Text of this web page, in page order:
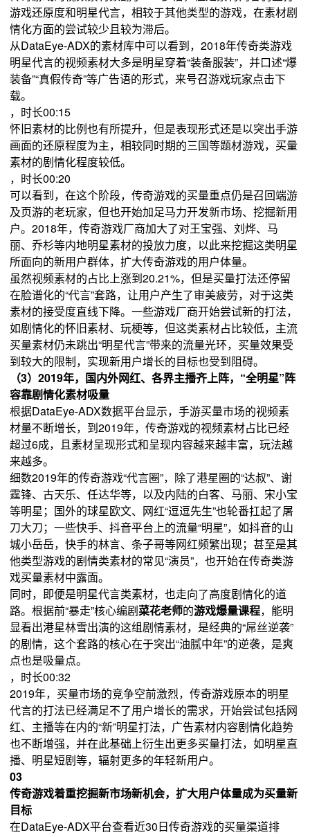
游戏还原度和明星代言，相较于其他类型的游戏，在素材剧
情化方面的尝试较少且较为滞后。
从DataEye-ADX的素材库中可以看到，2018年传奇类游戏
明星代言的视频素材大多是明星穿着“装备服装”，并口述“爆
装备”“真假传奇”等广告语的形式，来号召游戏玩家点击下
载。
，时长00:15
怀旧素材的比例也有所提升，但是表现形式还是以突出手游
画面的还原程度为主，相较同时期的三国等题材游戏，买量
素材的剧情化程度较低。
，时长00:20
可以看到，在这个阶段，传奇游戏的买量重点仍是召回端游
及页游的老玩家，但也开始加足马力开发新市场、挖掘新用
户。2018年，传奇游戏厂商加大了对王宝强、刘烨、马
丽、乔杉等内地明星素材的投放力度，以此来挖掘这类明星
所面向的新用户群体，扩大传奇游戏的用户体量。
虽然视频素材的占比上涨到20.21%，但是买量打法还停留
在脸谱化的“代言”套路，让用户产生了审美疲劳，对于这类
素材的接受度直线下降。一些游戏厂商开始尝试新的打法，
如剧情化的怀旧素材、玩梗等，但这类素材占比较低，主流
买量素材仍未跳出“明星代言”带来的流量光环，买量效果受
到较大的限制，实现新用户增长的目标也受到阻碍。
（3）2019年，国内外网红、各界主播齐上阵，“全明星”阵
容靠剧情化素材吸量
根据DataEye-ADX数据平台显示，手游买量市场的视频素
材量不断增长，到2019年，传奇游戏的视频素材占比已经
超过6成，且素材呈现形式和呈现内容越来越丰富，玩法越
来越多。
细数2019年的传奇游戏“代言圈”，除了港星圈的“达叔”、谢
霆锋、古天乐、任达华等，以及内陆的白客、马丽、宋小宝
等明星；国外的球星欧文、网红“逗逗先生”也轮番扛起了屠
刀大刀；一些快手、抖音平台上的流量“明星”，如抖音的山
城小岳岳，快手的林言、条子哥等网红频繁出现；甚至是其
他类型游戏的剧情类素材的常见“演员”，也开始在传奇类游
戏买量素材中露面。
同时，即便是明星代言类素材，也走向了高度剧情化的道
路。根据前“暴走”核心编剧菜花老师的游戏爆量课程，能明
显看出港星林雪出演的这组剧情素材，是经典的“屌丝逆袭”
的剧情，这个套路的核心在于突出“油腻中年”的逆袭，是爽
点也是吸量点。
，时长00:32
2019年，买量市场的竞争空前激烈，传奇游戏原本的明星
代言的打法已经满足不了用户增长的需求，开始尝试包括网
红、主播等在内的“新”明星打法，广告素材内容剧情化趋势
也不断增强，并在此基础上衍生出更多买量打法，如明星直
播、明星短剧等，辐射更多的年轻新用户。
03
传奇游戏着重挖掘新市场新机会，扩大用户体量成为买量新
目标
在DataEye-ADX平台查看近30日传奇游戏的买量渠道排